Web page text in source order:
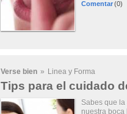
Comentar (0)
Verse bien » Linea y Forma
Tips para el cuidado
Sabes que
nuestra